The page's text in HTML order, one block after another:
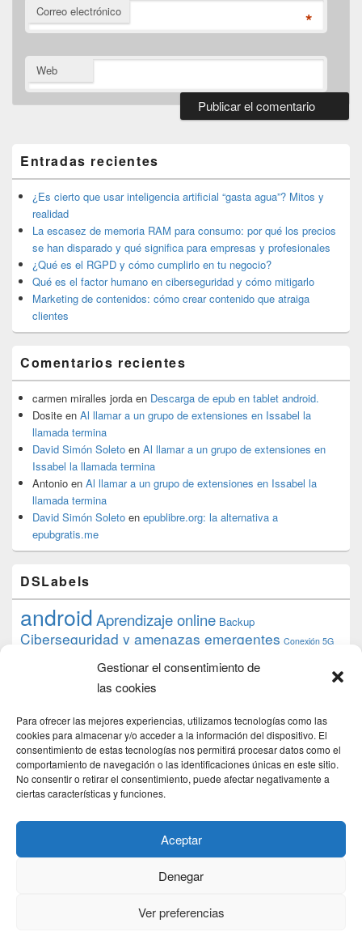
Gestionar el consentimiento de
las cookies
Para ofrecer las mejores experiencias, utilizamos tecnologías como las
cookies para almacenar y/o acceder a la información del dispositivo. El
consentimiento de estas tecnologías nos permitirá procesar datos como el
comportamiento de navegación o las identificaciones únicas en este sitio.
No consentir o retirar el consentimiento, puede afectar negativamente a
ciertas características y funciones.
Aceptar
Denegar
Ver preferencias
Correo electrónico *
Web
de
widget
barra
lateral
primaria
Entradas recientes
¿Es cierto que usar inteligencia artificial “gasta agua”? Mitos y
realidad
La escasez de memoria RAM para consumo: por qué los precios
se han disparado y qué significa para empresas y profesionales
¿Qué es el RGPD y cómo cumplirlo en tu negocio?
Qué es el factor humano en ciberseguridad y cómo mitigarlo
Marketing de contenidos: cómo crear contenido que atraiga
clientes
Comentarios recientes
carmen miralles jorda en Descarga de epub en tablet android.
Dosite en Al llamar a un grupo de extensiones en Issabel la
llamada termina
David Simón Soleto en Al llamar a un grupo de extensiones en
Issabel la llamada termina
Antonio en Al llamar a un grupo de extensiones en Issabel la
llamada termina
David Simón Soleto en epublibre.org: la alternativa a
epubgratis.me
DSLabels
androidAprendizaje online Backup
Ciberseguridad y amenazas emergentes Conexión 5G
datos debian desarrollo web
Formación Google
iphone
proyecto PS4 python Raspberryraspberrypi
raspbian review Servidor Web Sostenibilidad
tecnológicaTecnología torrent
transmissiontutorial ubuntu server Windows
Theme: Catch Box byCatch Themes